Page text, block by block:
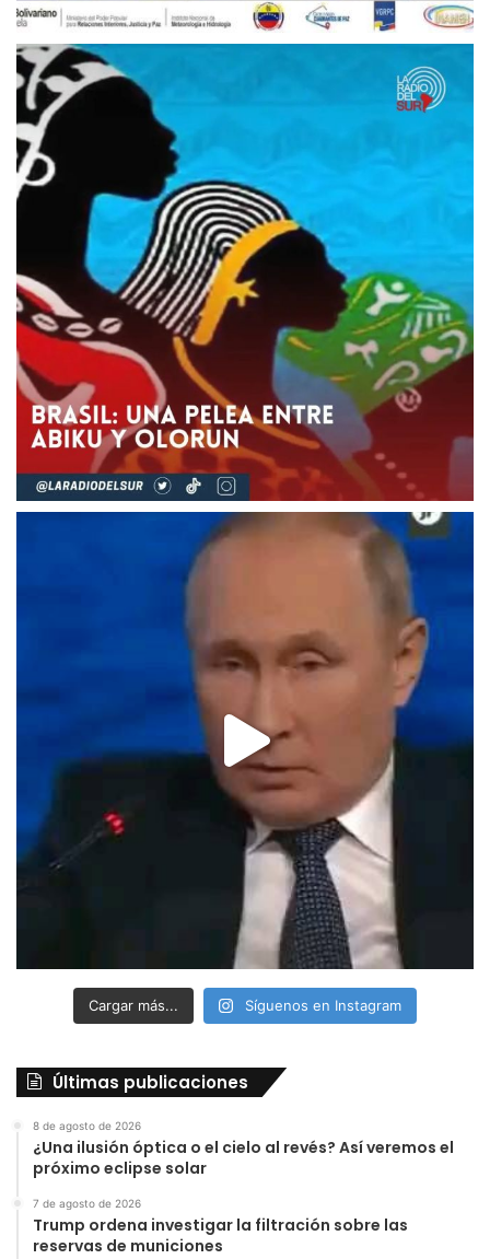
Cargar más... Síguenos en Instagram
Últimas publicaciones
8 de agosto de 2026
¿Una ilusión óptica o el cielo al revés? Así veremos el
próximo eclipse solar
7 de agosto de 2026
Trump ordena investigar la filtración sobre las
reservas de municiones